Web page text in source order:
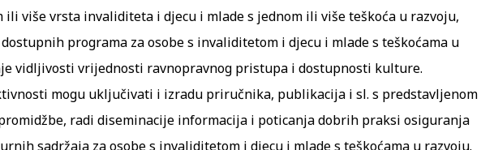
ili više vrsta invaliditeta i djecu i mlade s jednom ili više teškoća u razvoju,
programa za osobe s invaliditetom i djecu i mlade s teškoćama u
vidljivosti vrijednosti ravnopravnog pristupa i dostupnosti kulture.
mogu uključivati i izradu priručnika, publikacija i sl. s predstavljenom
radi diseminacije informacija i poticanja dobrih praksi osiguranja
sadržaja za osobe s invaliditetom i djecu i mlade s teškoćama u razvoju.